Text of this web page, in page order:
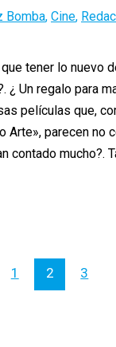
Bomba, Cine,
tener lo nuevo
¿ Un regalo para
películas que,
Arte», parecen no
contado mucho?.
1 2 3